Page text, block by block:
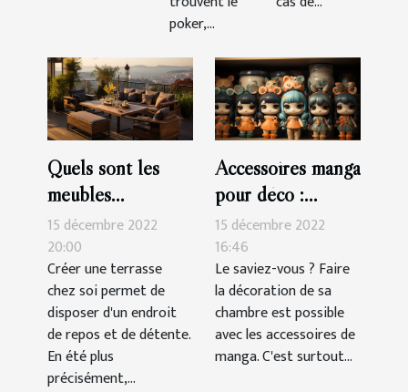
poker,...
Quels sont les
meubles
indispensables
pour une terrasse?
15 décembre 2022
20:00
Créer une terrasse
chez soi permet de
disposer d'un endroit
de repos et de détente.
En été plus
précisément,...
Accessoires manga
pour déco :
parlons-en !
15 décembre 2022
16:46
Le saviez-vous ? Faire
la décoration de sa
chambre est possible
avec les accessoires de
manga. C'est surtout...